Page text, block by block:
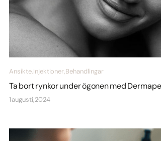
Ansikte, Injektioner, Behandlingar
Ta bort rynkor under ögonen med
1 augusti, 2024